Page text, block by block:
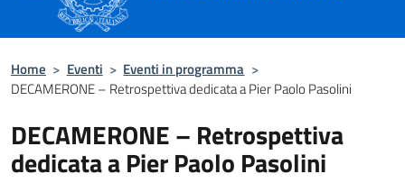
Home > Eventi > Eventi in programma >
DECAMERONE – Retrospettiva dedicata a Pier Paolo Pasolini
DECAMERONE – Retrospettiva
dedicata a Pier Paolo Pasolini